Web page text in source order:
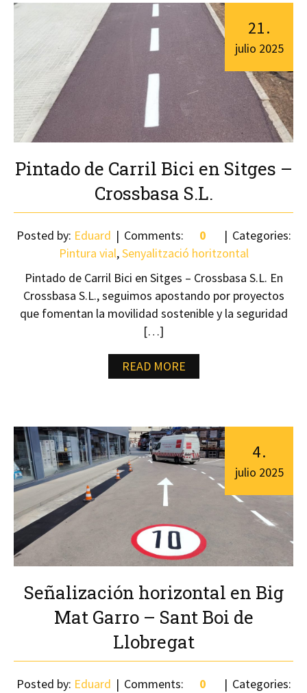
Pintado de Carril Bici en Sitges –
Crossbasa S.L.
21.
julio 2025
Posted by: Eduard Comments: 0
Categories:
Pintura vial,Senyalització horitzontal
Pintado de Carril Bici en Sitges – Crossbasa S.L. En
Crossbasa S.L., seguimos apostando por proyectos
que fomentan la movilidad sostenible y la seguridad
[…]
READ MORE
Señalización horizontal en Big
Mat Garro – Sant Boi de
Llobregat
4.
julio 2025
Posted by: Eduard Comments: 0
Categories: